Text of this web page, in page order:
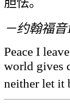
－约翰福音
Peace I
world gives
neither let it